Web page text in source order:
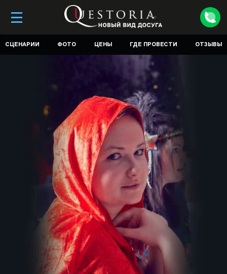
СЦЕНАРИИ ФОТО ЦЕНЫ ГДЕ ПРОВЕСТИ ОТЗЫВЫ